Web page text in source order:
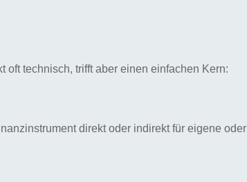
oft technisch, trifft aber einen einfachen Kern:
direkt oder indirekt für eigene oder